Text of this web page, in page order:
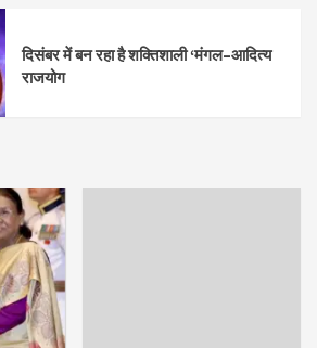
दिसंबर में बन रहा है शक्तिशाली ‘मंगल–आदित्य
राजयोग